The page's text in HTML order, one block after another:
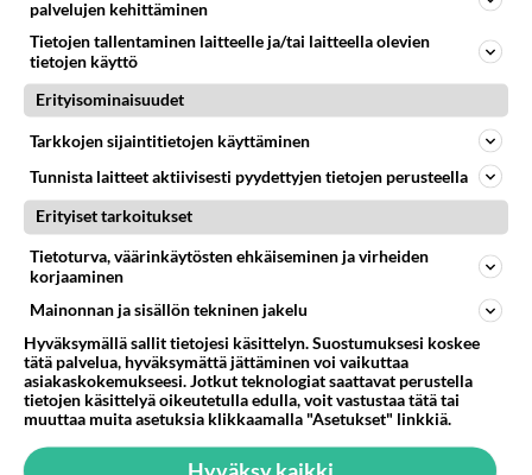
Italiasta kotoisin oleva
alkuruoka.
Kotitekoinen sinappi on nopea
valmistaa. Anna lahjaksi
Raparperipiirakka on vaan
niin herkullista!
HOROSKOOPPI
9.8.2026
palvelujen kehittäminen
Tietojen tallentaminen laitteelle ja/tai laitteella olevien
tietojen käyttö
Erityisominaisuudet
Tarkkojen sijaintitietojen käyttäminen
Tunnista laitteet aktiivisesti pyydettyjen tietojen perusteella
Erityiset tarkoitukset
Tietoturva, väärinkäytösten ehkäiseminen ja virheiden
korjaaminen
Mainonnan ja sisällön tekninen jakelu
Hyväksymällä sallit tietojesi käsittelyn. Suostumuksesi koskee
tätä palvelua, hyväksymättä jättäminen voi vaikuttaa
asiakaskokemukseesi. Jotkut teknologiat saattavat perustella
tietojen käsittelyä oikeutetulla edulla, voit vastustaa tätä tai
muuttaa muita asetuksia klikkaamalla "Asetukset" linkkiä.